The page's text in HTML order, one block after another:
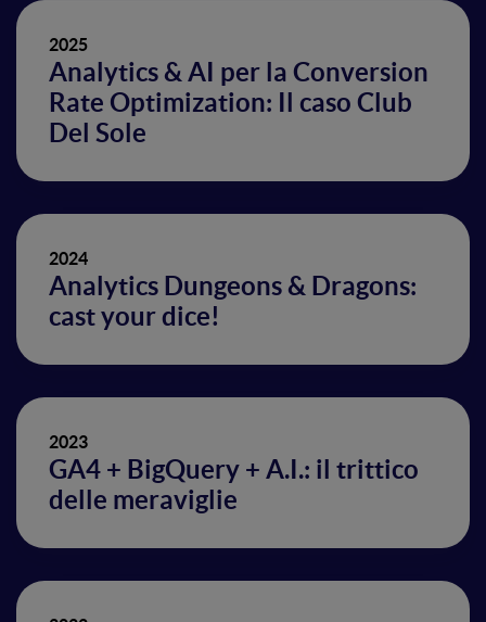
2025
Analytics & AI per la Conversion
Rate Optimization: Il caso Club
Del Sole
2024
Analytics Dungeons & Dragons:
cast your dice!
2023
GA4 + BigQuery + A.I.: il trittico
delle meraviglie